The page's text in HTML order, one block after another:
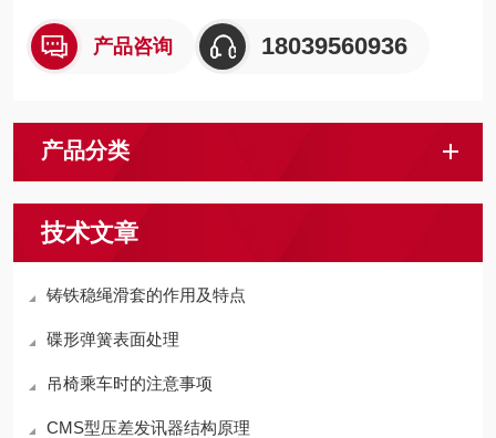
产品咨询 18039560936
产品分类
技术文章
铸铁稳绳滑套的作用及特点
碟形弹簧表面处理
吊椅乘车时的注意事项
CMS型压差发讯器结构原理